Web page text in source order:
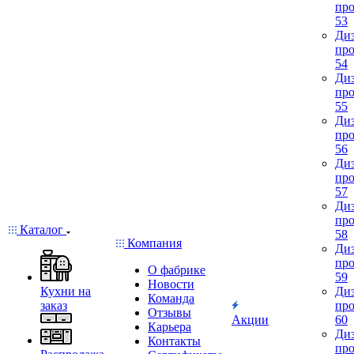
Каталог
Кухни на
заказ
Компания
О фабрике
Новости
Команда
Отзывы
Карьера
Контакты
Акции
53
54
55
56
57
58
59
60